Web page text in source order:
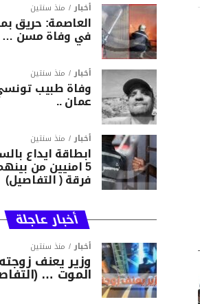
أخبار منذ سنتين
العاصمة: حريق
في وفاة مسن …
أخبار منذ سنتين
وفاة طبيب
عمان ..
أخبار منذ سنتين
ابطاقة ايداع
5 امنيين من
فرقة ( التفاصيل)
أخبار عاجلة
أخبار منذ سنتين
وزير يعنف
الموت …